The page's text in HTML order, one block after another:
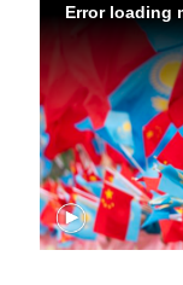
Error loading